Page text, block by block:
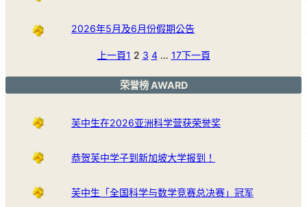
2026年5月及6月份假期公告
上一頁1 2 3 4 … 17下一頁
荣誉榜 AWARD
芙中生在2026亚洲科学营获荣誉奖
恭贺芙中学子到新加坡大学报到！
芙中生「全国科学与数学竞赛总决赛」冠军